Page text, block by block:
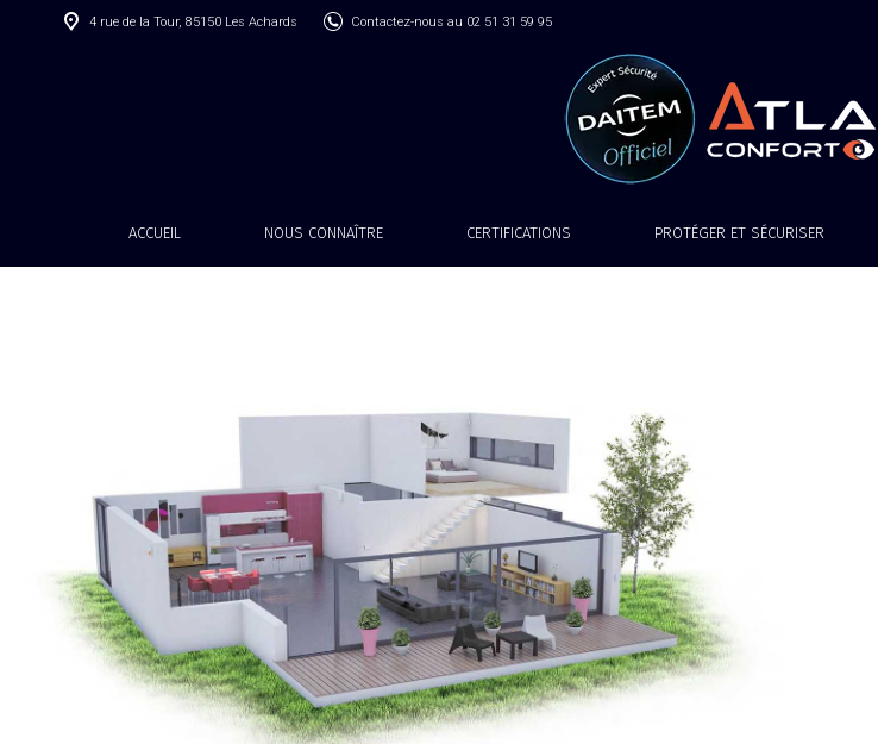
4 rue de la Tour, 85150 Les Achards Contactez-nous au 02 51 31 59 95
ACCUEIL NOUS CONNAÎTRE CERTIFICATIONS PROTÉGER ET SÉCURISER